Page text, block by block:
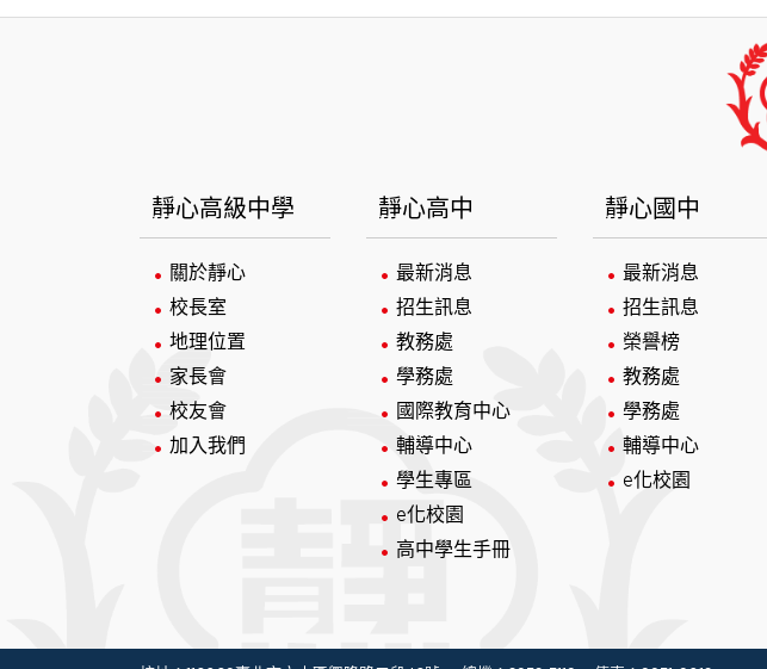
靜心高級中學
關於靜心
校長室
地理位置
家長會
校友會
加入我們
靜心高中
最新消息
招生訊息
教務處
學務處
國際教育中心
輔導中心
學生專區
e化校園
高中學生手冊
靜心國中
最新消息
招生訊息
榮譽榜
教務處
學務處
輔導中心
e化校園